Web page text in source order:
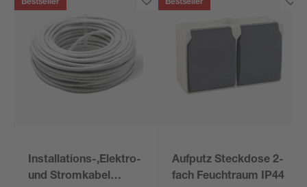
Bestseller
Installations-,Elektro-
und Stromkabel
Bestseller
Aufputz Steckdose 2-
fach Feuchtraum IP44